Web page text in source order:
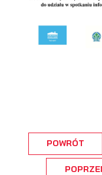
POWRÓT
Promocyjne pliki
komunikatów na